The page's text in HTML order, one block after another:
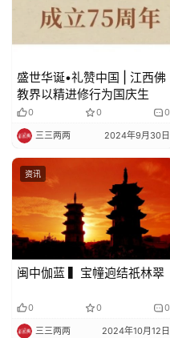
盛世华诞•礼赞中国 | 江西佛
教界以精进修行为国庆生
0 0 0
三三两两 2024年9月30日
资讯
闽中伽蓝 ▍宝幢逈结祇林翠
0 0 0
三三两两 2024年10月12日